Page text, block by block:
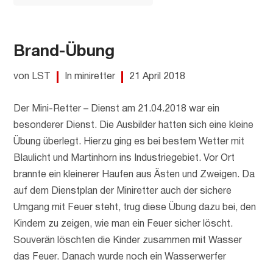
Brand-Übung
von LST In miniretter 21 April 2018
Der Mini-Retter – Dienst am 21.04.2018 war ein
besonderer Dienst. Die Ausbilder hatten sich eine kleine
Übung überlegt. Hierzu ging es bei bestem Wetter mit
Blaulicht und Martinhorn ins Industriegebiet. Vor Ort
brannte ein kleinerer Haufen aus Ästen und Zweigen. Da
auf dem Dienstplan der Miniretter auch der sichere
Umgang mit Feuer steht, trug diese Übung dazu bei, den
Kindern zu zeigen, wie man ein Feuer sicher löscht.
Souverän löschten die Kinder zusammen mit Wasser
das Feuer. Danach wurde noch ein Wasserwerfer